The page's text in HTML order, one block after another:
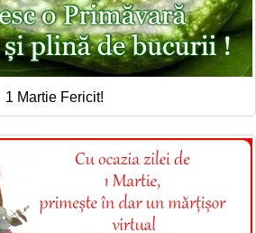
1 Martie Fericit!